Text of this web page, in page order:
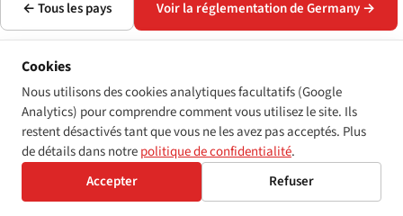
← Tous les pays Voir la réglementation de Germany →
Disability World
Conçu avec soin, l'accessibilité
Cookies
Nous utilisons des cookies analytiques facultatifs (Google
Analytics) pour comprendre comment vous utilisez le site. Ils
restent désactivés tant que vous ne les avez pas acceptés. Plus
de détails dans notrepolitique de confidentialité.
Accepter
Refuser